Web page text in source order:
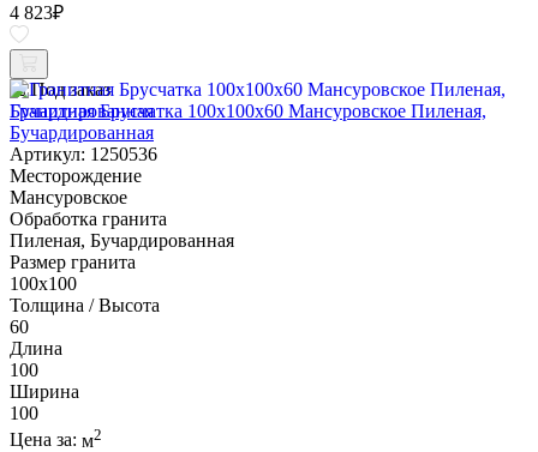
4 823₽
Под заказ
Гранитная Брусчатка 100х100x60 Мансуровское Пиленая,
Бучардированная
Артикул: 1250536
Месторождение
Мансуровское
Обработка гранита
Пиленая, Бучардированная
Размер гранита
100х100
Толщина / Высота
60
Длина
100
Ширина
100
Цена за: м2